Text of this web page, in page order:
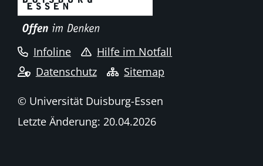
Infoline
Hilfe im Notfall
Datenschutz
Sitemap
© Universität Duisburg-Essen
Letzte Änderung: 20.04.2026